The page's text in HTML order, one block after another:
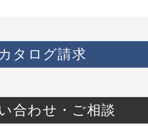
タログ請求
合わせ・ご相談